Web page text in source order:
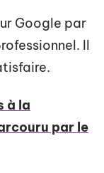
Google par
Il
à la
par le